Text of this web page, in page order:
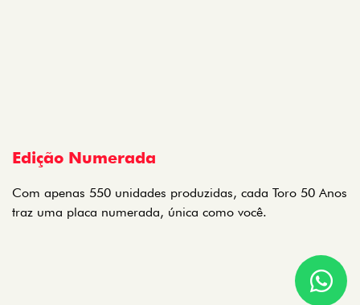
Edição Numerada
Com apenas 550 unidades produzidas, cada Toro 50 Anos
traz uma placa numerada, única como você.